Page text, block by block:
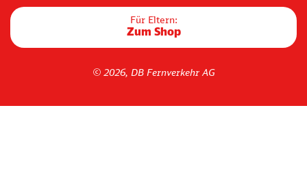
Für Eltern:
Zum Shop
© 2026, DB Fernverkehr AG